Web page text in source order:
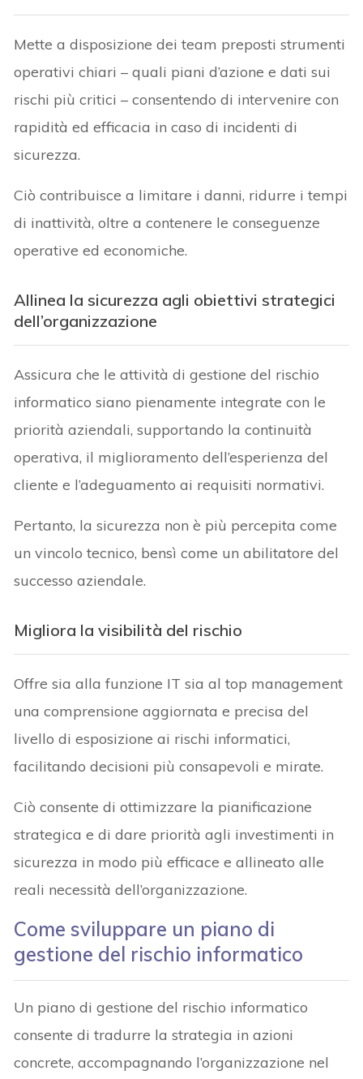
Mette a disposizione dei team preposti strumenti
operativi chiari – quali piani d’azione e dati sui
rischi più critici – consentendo di intervenire con
rapidità ed efficacia in caso di incidenti di
sicurezza.
Ciò contribuisce a limitare i danni, ridurre i tempi
di inattività, oltre a contenere le conseguenze
operative ed economiche.
Allinea la sicurezza agli obiettivi strategici
dell’organizzazione
Assicura che le attività di gestione del rischio
informatico siano pienamente integrate con le
priorità aziendali, supportando la continuità
operativa, il miglioramento dell’esperienza del
cliente e l’adeguamento ai requisiti normativi.
Pertanto, la sicurezza non è più percepita come
un vincolo tecnico, bensì come un abilitatore del
successo aziendale.
Migliora la visibilità del rischio
Offre sia alla funzione IT sia al top management
una comprensione aggiornata e precisa del
livello di esposizione ai rischi informatici,
facilitando decisioni più consapevoli e mirate.
Ciò consente di ottimizzare la pianificazione
strategica e di dare priorità agli investimenti in
sicurezza in modo più efficace e allineato alle
reali necessità dell’organizzazione.
Come sviluppare un piano di
gestione del rischio informatico
Un piano di gestione del rischio informatico
consente di tradurre la strategia in azioni
concrete, accompagnando l’organizzazione nel